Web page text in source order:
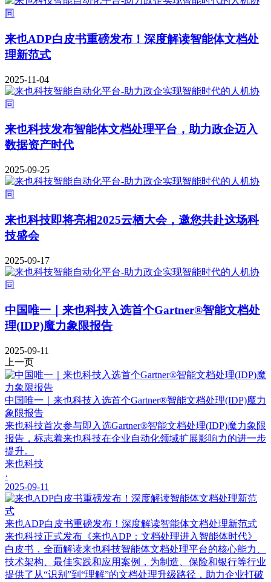
来也ADP白皮书重磅发布！深度解读智能体文档处
理新范式
2025-11-04
来也科技发布智能体文档处理平台，助力政企迈入
数据资产时代
2025-09-25
来也科技即将亮相2025云栖大会，邀您共赴这场科
技盛会
2025-09-17
中国唯一｜来也科技入选首个Gartner®智能文档处
理(IDP)魔力象限报告
2025-09-11
上一页
中国唯一｜来也科技入选首个Gartner®智能文档处理(IDP)魔力
象限报告
来也科技首次参与即入选Gartner®智能文档处理(IDP)魔力象限
报告，标志着来也科技在企业自动化领域扩展影响力的进一步
提升。
来也科技
·
2025-09-11
来也ADP白皮书重磅发布！深度解读智能体文档处理新范式
来也科技正式发布《来也ADP：文档处理进入智能体时代》
白皮书，全面解读来也科技智能体文档处理平台的核心能力、
技术架构、最佳实践和应用案例，为制造、保险和银行等行业
提供了从“识别”到“理解”的文档处理升级路径，助力企业打破